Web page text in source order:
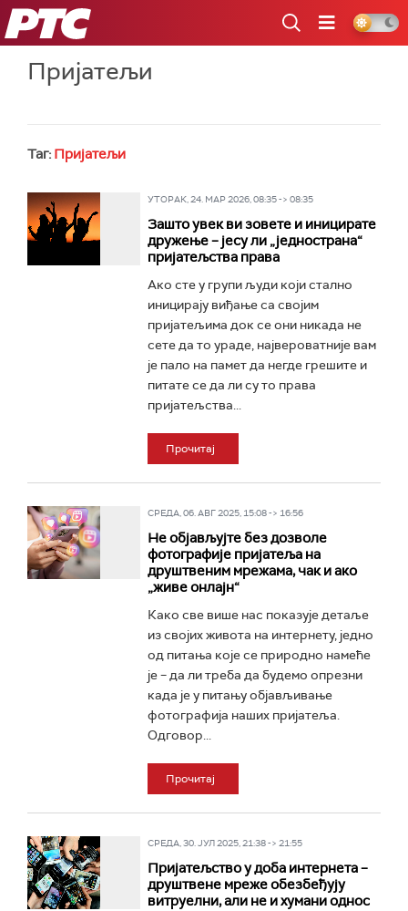
РТС
Пријатељи
Таг: Пријатељи
УТОРАК, 24. МАР 2026, 08:35 -> 08:35
Зашто увек ви зовете и иницирате
дружење – јесу ли „једнострана“
пријатељства права
Ако сте у групи људи који стално
иницирају виђање са својим
пријатељима док се они никада не
сете да то ураде, највероватније вам
је пало на памет да негде грешите и
питате се да ли су то права
пријатељства...
Прочитај
СРЕДА, 06. АВГ 2025, 15:08 -> 16:56
Не објављујте без дозволе
фотографије пријатеља на
друштвеним мрежама, чак и ако
„живе онлајн“
Како све више нас показује детаље
из својих живота на интернету, једно
од питања које се природно намеће
је – да ли треба да будемо опрезни
када је у питању објављивање
фотографија наших пријатеља.
Одговор...
Прочитај
СРЕДА, 30. ЈУЛ 2025, 21:38 -> 21:55
Пријатељство у доба интернета –
друштвене мреже обезбеђују
витруелни, али не и хумани однос